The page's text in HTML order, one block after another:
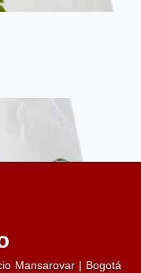
Mansarovar | Bogotá